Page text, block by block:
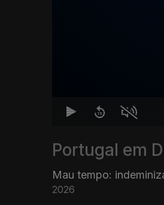
Portugal em
Mau tempo:
2026